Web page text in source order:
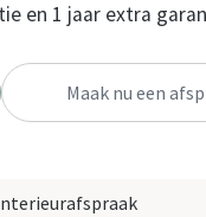
en 1 jaar extra
Maak nu een